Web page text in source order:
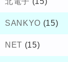
SANKYO (15)
NET (15)